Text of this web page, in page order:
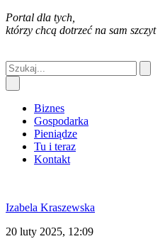
Portal dla tych,
którzy chcą dotrzeć na sam szczyt
Biznes
Gospodarka
Pieniądze
Tu i teraz
Kontakt
Izabela Kraszewska
20 luty 2025, 12:09